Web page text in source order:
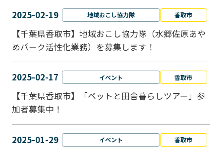
2025-02-19 地域おこし協力隊 香取市
【千葉県香取市】地域おこし協力隊（水郷佐原あや
めパーク活性化業務）を募集します！
2025-02-17 イベント 香取市
【千葉県香取市】「ペットと⽥舎暮らしツアー」参
加者募集中！
2025-01-29 イベント 香取市